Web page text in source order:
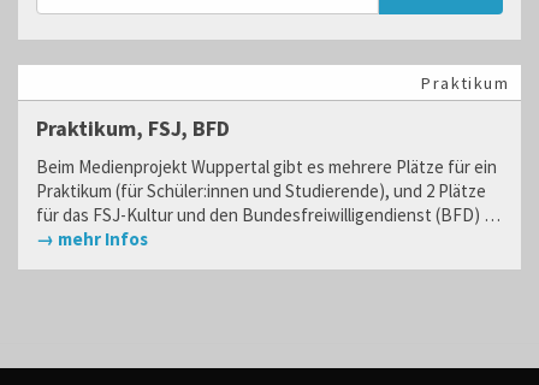
Praktikum
Praktikum, FSJ, BFD
Beim Medienprojekt Wuppertal gibt es mehrere Plätze für ein
Praktikum (für Schüler:innen und Studierende), und 2 Plätze
für das FSJ-Kultur und den Bundesfreiwilligendienst (BFD) …
→ mehr Infos